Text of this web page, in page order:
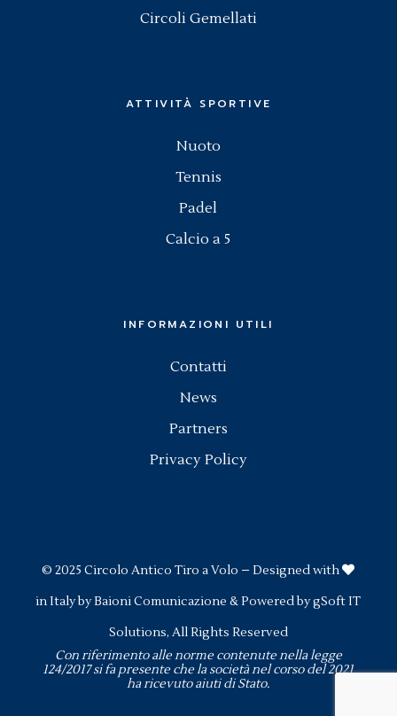
Circoli Gemellati
ATTIVITÀ SPORTIVE
Nuoto
Tennis
Padel
Calcio a 5
INFORMAZIONI UTILI
Contatti
News
Partners
Privacy Policy
© 2025Circolo Antico Tiro a Volo – Designed with
in Italy byBaioni Comunicazione & Powered bygSoft IT
Solutions, All Rights Reserved
Con riferimento alle norme contenute nella legge
124/2017 si fa presente che la società nel corso del 2021
ha ricevuto aiuti di Stato.